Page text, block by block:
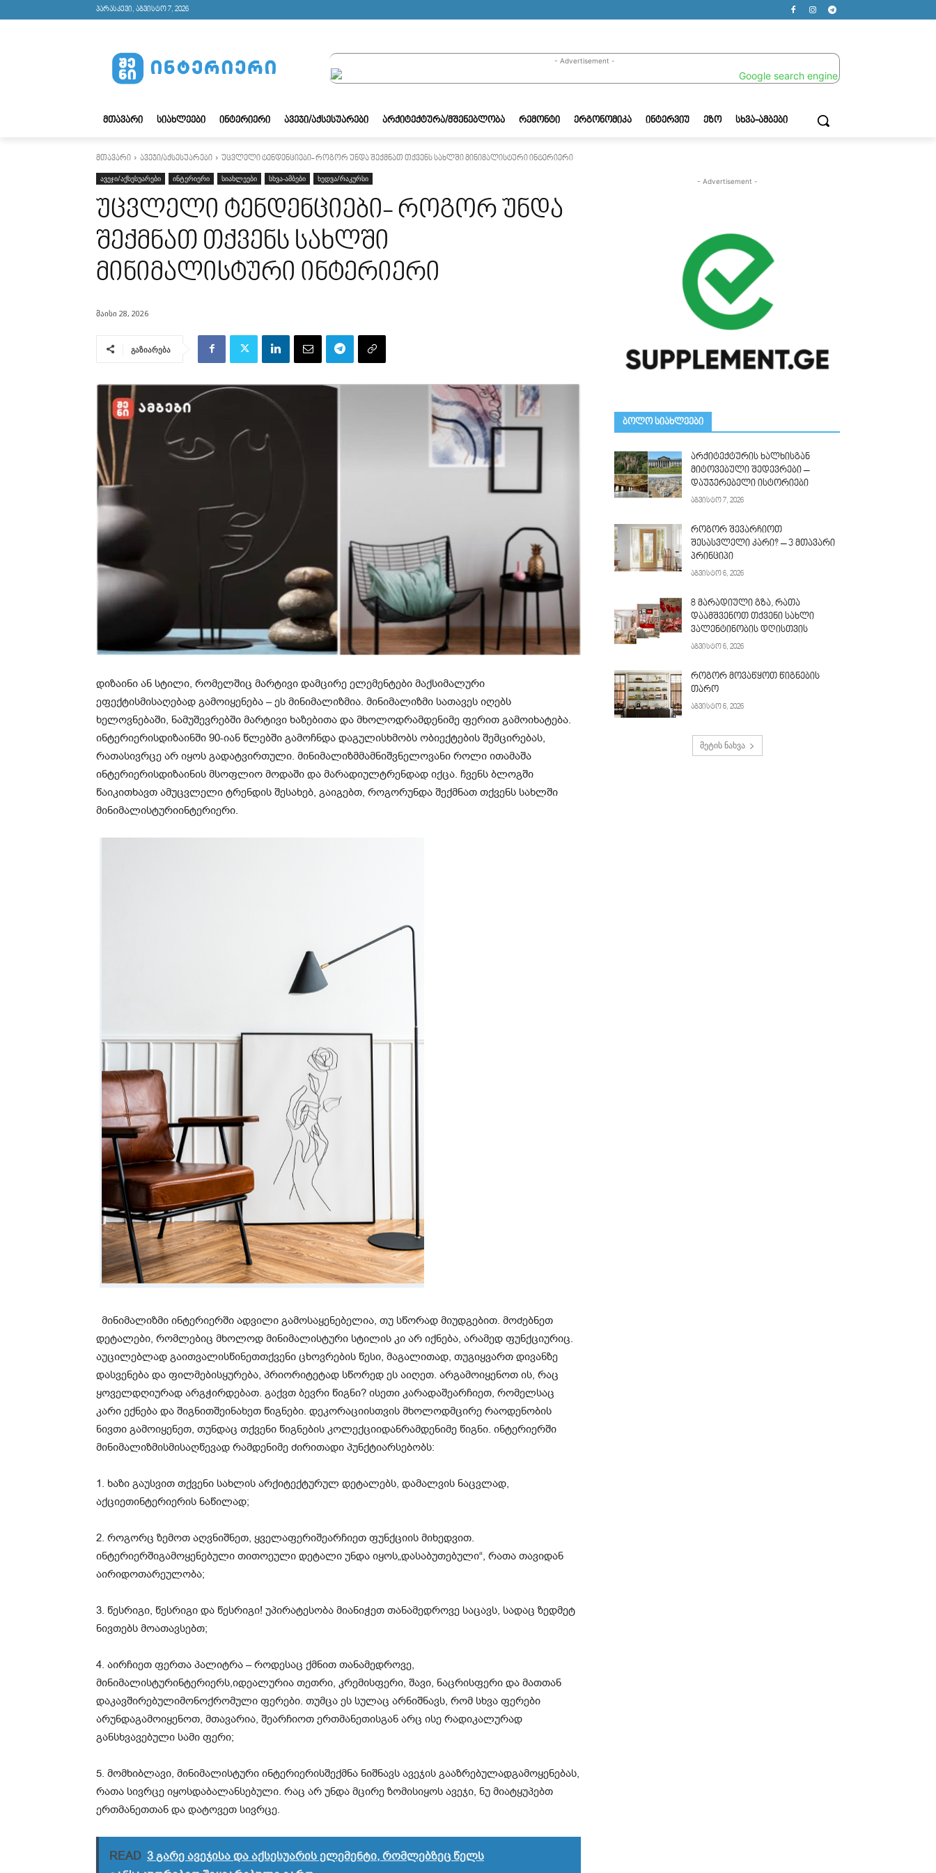
პარასკევი, აგვისტო 7, 2026
- Advertisement -
ᲛᲗᲐᲕᲐᲠᲘ ᲡᲘᲐᲮᲚᲔᲔᲑᲘ ᲘᲜᲢᲔᲠᲘᲔᲠᲘ ᲐᲕᲔᲯᲘ/ᲐᲥᲡᲔᲡᲣᲐᲠᲔᲑᲘ ᲐᲠᲥᲘᲢᲔᲥᲢᲣᲠᲐ/ᲛᲨᲔᲜᲔᲑᲚᲝᲑᲐ ᲠᲔᲛᲝᲜᲢᲘ ᲔᲠᲒᲝᲜᲝᲛᲘᲙᲐ ᲘᲜᲢᲔᲠᲕᲘᲣ ᲔᲖᲝ ᲡᲮᲕᲐ-ᲐᲛᲑᲔᲑᲘ
მთავარი ავეჯი/აქსესუარები უცვლელი ტენდენციები- როგორ უნდა შექმნათ თქვენს სახლში მინიმალისტური ინტერიერი
ავეჯი/აქსესუარები ინტერიერი სიახლეები სხვა-ამბები ხედვა/რაკურსი
უცვლელი ტენდენციები- როგორ უნდა
შექმნათ თქვენს სახლში
მინიმალისტური ინტერიერი
მაისი 28, 2026
გაზიარება
დიზაინი ან სტილი, რომელშიც მარტივი დამცირე ელემენტები მაქსიმალური
ეფექტისმისაღებად გამოიყენება –ეს მინიმალიზმია. მინიმალიზმი სათავეს იღებს
ხელოვნებაში, ნამუშევრებში მარტივი ხაზებითა და მხოლოდრამდენიმე ფერით გამოიხატება.
ინტერიერისდიზაინში 90-იან წლებში გამოჩნდა დაგულისხმობს ობიექტების შემცირებას,
რათასივრცე არ იყოს გადატვირთული. მინიმალიზმმამნიშვნელოვანი როლი ითამაშა
ინტერიერისდიზაინის მსოფლიო მოდაში და მარადიულტრენდად იქცა. ჩვენს ბლოგში
წაიკითხავთ ამუცვლელი ტრენდის შესახებ, გაიგებთ, როგორუნდა შექმნათ თქვენს სახლში
მინიმალისტურიინტერიერი.
მინიმალიზმი ინტერიერში ადვილი გამოსაყენებელია, თუ სწორად მიუდგებით. მოძებნეთ
დეტალები, რომლებიც მხოლოდ მინიმალისტური სტილის კი არ იქნება, არამედ ფუნქციურიც.
აუცილებლად გაითვალისწინეთთქვენი ცხოვრების წესი, მაგალითად, თუგიყვართ დივანზე
დასვენება და ფილმებისყურება, პრიორიტეტად სწორედ ეს აიღეთ. არგამოიყენოთ ის, რაც
ყოველდღიურად არგჭირდებათ. გაქვთ ბევრი წიგნი? ისეთი კარადაშეარჩიეთ, რომელსაც
კარი ექნება და შიგნითშეინახეთ წიგნები. დეკორაციისთვის მხოლოდმცირე რაოდენობის
ნივთი გამოიყენეთ, თუნდაც თქვენი წიგნების კოლექციიდანრამდენიმე წიგნი. ინტერიერში
მინიმალიზმისმისაღწევად რამდენიმე ძირითადი პუნქტიარსებობს:
1. ხაზი გაუსვით თქვენი სახლის არქიტექტურულ დეტალებს, დამალვის ნაცვლად,
აქციეთინტერიერის ნაწილად;
2. როგორც ზემოთ აღვნიშნეთ, ყველაფერიშეარჩიეთ ფუნქციის მიხედვით.
ინტერიერშიგამოყენებული თითოეული დეტალი უნდა იყოს„დასაბუთებული“, რათა თავიდან
აირიდოთარეულობა;
3. წესრიგი, წესრიგი და წესრიგი! უპირატესობა მიანიჭეთ თანამედროვე საცავს, სადაც ზედმეტ
ნივთებს მოათავსებთ;
4. აირჩიეთ ფერთა პალიტრა –როდესაც ქმნით თანამედროვე,
მინიმალისტურინტერიერს,იდეალურია თეთრი, კრემისფერი, შავი, ნაცრისფერი და მათთან
დაკავშირებულიმონოქრომული ფერები. თუმცა ეს სულაც არნიშნავს, რომ სხვა ფერები
არუნდაგამოიყენოთ, მთავარია, შეარჩიოთ ერთმანეთისგან არც ისე რადიკალურად
განსხვავებული სამი ფერი;
5. მომხიბლავი, მინიმალისტური ინტერიერისშექმნა ნიშნავს ავეჯის გააზრებულადგამოყენებას,
რათა სივრცე იყოსდაბალანსებული. რაც არ უნდა მცირე ზომისიყოს ავეჯი, ნუ მიატყუპებთ
ერთმანეთთან და დატოვეთ სივრცე.
READ 3 გარე ავეჯისა და აქსესუარის ელემენტი, რომლებზეც წელს
- Advertisement -
ᲑᲝᲚᲝ ᲡᲘᲐᲮᲚᲔᲔᲑᲘ
არქიტექტურის ხალხისგან
მიტოვებული შედევრები –
დაუჯერებელი ისტორიები
აგვისტო 7, 2026
როგორ შევარჩიოთ
შესასვლელი კარი? – 3 მთავარი
პრინციპი
აგვისტო 6, 2026
8 მარადიული გზა, რათა
დაამშვენოთ თქვენი სახლი
ვალენტინობის დღისთვის
აგვისტო 6, 2026
როგორ მოვაწყოთ წიგნების
თარო
აგვისტო 6, 2026
მეტის ნახვა